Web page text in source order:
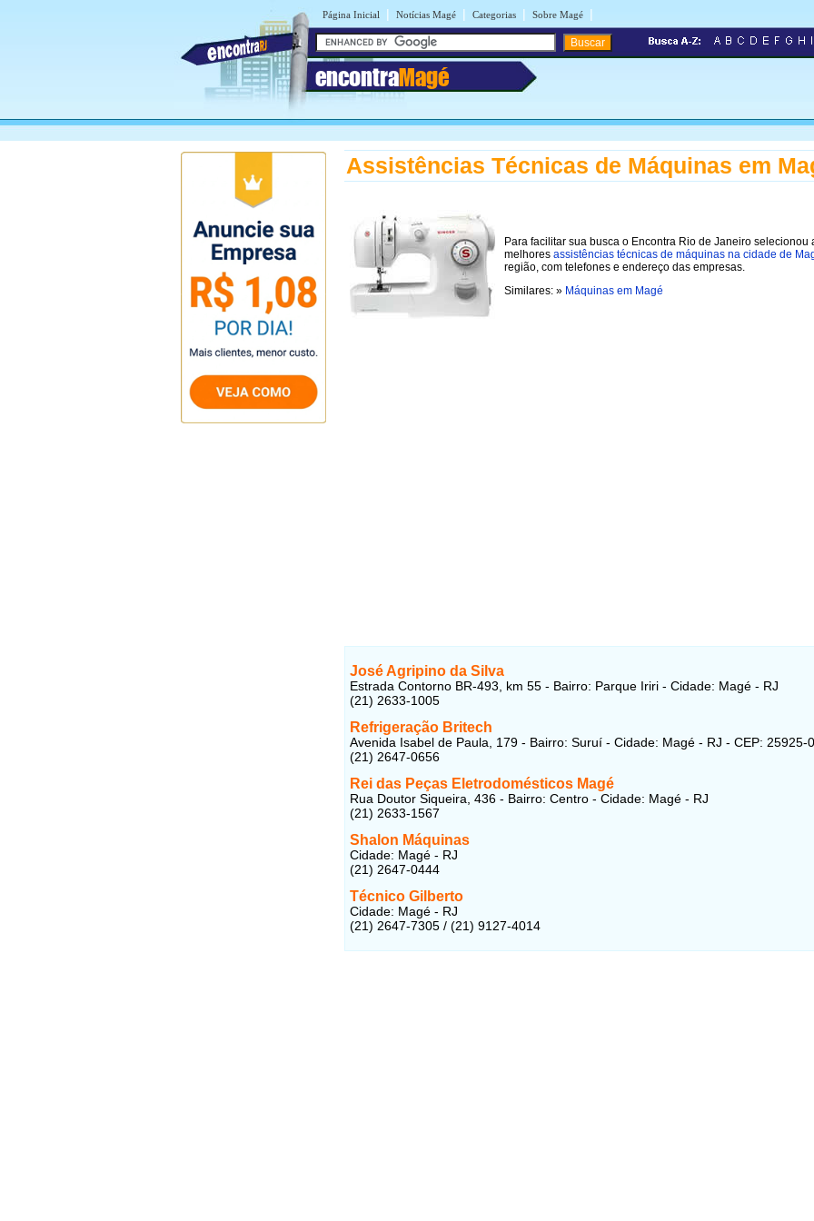
Página Inicial | Notícias Magé | Categorias | Sobre Magé |
encontraMagé
Assistências Técnicas de Máquinas em
Para facilitar sua busca o Encontra Rio de Janeiro selecionou
melhores assistências técnicas de máquinas na cidade de
região, com telefones e endereço das empresas.
Similares: » Máquinas em Magé
José Agripino da Silva
Estrada Contorno BR-493, km 55 - Bairro: Parque Iriri - Cidade: Magé - RJ
(21) 2633-1005
Refrigeração Britech
Avenida Isabel de Paula, 179 - Bairro: Suruí - Cidade: Magé - RJ - CEP: 25925-
(21) 2647-0656
Rei das Peças Eletrodomésticos Magé
Rua Doutor Siqueira, 436 - Bairro: Centro - Cidade: Magé - RJ
(21) 2633-1567
Shalon Máquinas
Cidade: Magé - RJ
(21) 2647-0444
Técnico Gilberto
Cidade: Magé - RJ
(21) 2647-7305 / (21) 9127-4014